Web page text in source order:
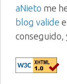
aNieto me
blog valide
conseguido,